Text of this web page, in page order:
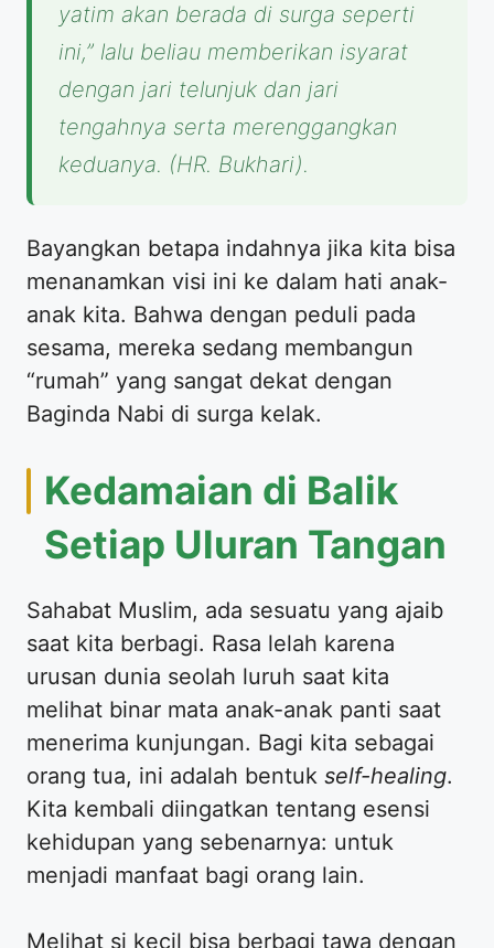
yatim akan berada di surga seperti
ini,” lalu beliau memberikan isyarat
dengan jari telunjuk dan jari
tengahnya serta merenggangkan
keduanya. (HR. Bukhari).
​Bayangkan betapa indahnya jika kita bisa
menanamkan visi ini ke dalam hati anak-
anak kita. Bahwa dengan peduli pada
sesama, mereka sedang membangun
“rumah” yang sangat dekat dengan
Baginda Nabi di surga kelak.
​Kedamaian di Balik
Setiap Uluran Tangan
​Sahabat Muslim, ada sesuatu yang ajaib
saat kita berbagi. Rasa lelah karena
urusan dunia seolah luruh saat kita
melihat binar mata anak-anak panti saat
menerima kunjungan. Bagi kita sebagai
orang tua, ini adalah bentuk self-healing.
Kita kembali diingatkan tentang esensi
kehidupan yang sebenarnya: untuk
menjadi manfaat bagi orang lain.
​Melihat si kecil bisa berbagi tawa dengan